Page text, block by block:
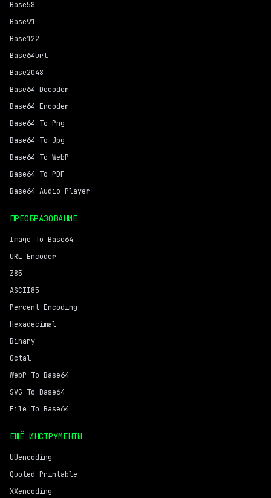
Base58
Base91
Base122
Base64url
Base2048
Base64 Decoder
Base64 Encoder
Base64 To Png
Base64 To Jpg
Base64 To WebP
Base64 To PDF
Base64 Audio Player
ПРЕОБРАЗОВАНИЕ
Image To Base64
URL Encoder
Z85
ASCII85
Percent Encoding
Hexadecimal
Binary
Octal
WebP To Base64
SVG To Base64
File To Base64
ЕЩЁ ИНСТРУМЕНТЫ
UUencoding
Quoted Printable
XXencoding